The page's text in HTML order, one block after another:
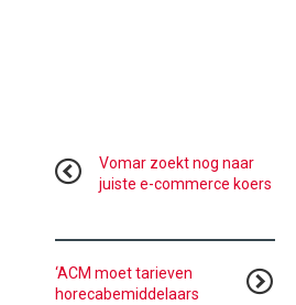
Vomar zoekt nog naar
juiste e-commerce koers
‘ACM moet tarieven
horecabemiddelaars